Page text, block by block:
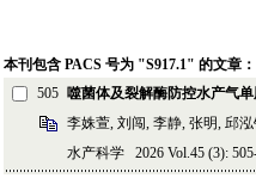
本刊包含 PACS 号为 "S917.1" 的文章：
505 噬菌体及裂解酶防控水产气
李姝萱, 刘闯, 李静, 张明, 邱
水产科学 2026 Vol.45 (3):